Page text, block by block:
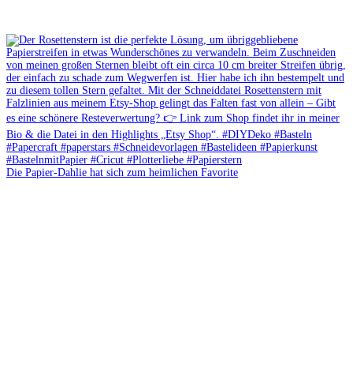
Die Papier-Dahlie hat sich zum heimlichen Favorite